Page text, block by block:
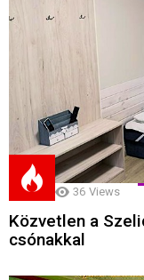
36 Views
Közvetlen a
csónakkal